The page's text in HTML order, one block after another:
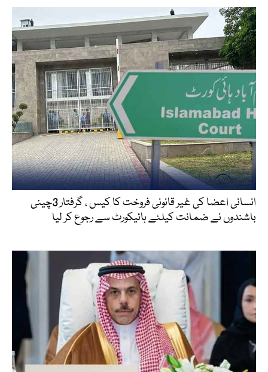
انسانی اعضا کی غیر قانونی فروخت کا کیس ، گرفتار 3چینی
باشندوں نے ضمانت کیلئے ہائیکورٹ سے رجوع کر لیا